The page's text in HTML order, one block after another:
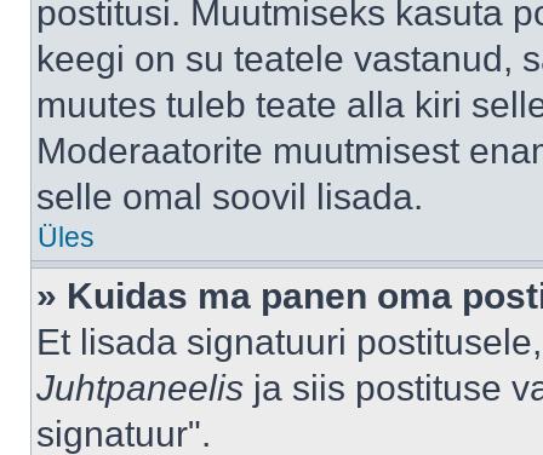
postitusi. Muutmiseks kasuta
keegi on su teatele vastanud,
muutes tuleb teate alla kiri
Moderaatorite muutmisest
selle omal soovil lisada.
Üles
» Kuidas ma panen oma
Et lisada signatuuri
Juhtpaneelis ja siis postituse
signatuur".